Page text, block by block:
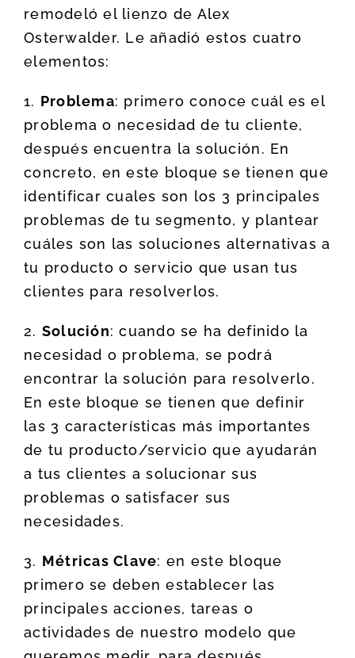
remodeló el lienzo de Alex
Osterwalder. Le añadió estos cuatro
elementos:
1. Problema: primero conoce cuál es el
problema o necesidad de tu cliente,
después encuentra la solución. En
concreto, en este bloque se tienen que
identificar cuales son los 3 principales
problemas de tu segmento, y plantear
cuáles son las soluciones alternativas a
tu producto o servicio que usan tus
clientes para resolverlos.
2. Solución: cuando se ha definido la
necesidad o problema, se podrá
encontrar la solución para resolverlo.
En este bloque se tienen que definir
las 3 características más importantes
de tu producto/servicio que ayudarán
a tus clientes a solucionar sus
problemas o satisfacer sus
necesidades.
3. Métricas Clave: en este bloque
primero se deben establecer las
principales acciones, tareas o
actividades de nuestro modelo que